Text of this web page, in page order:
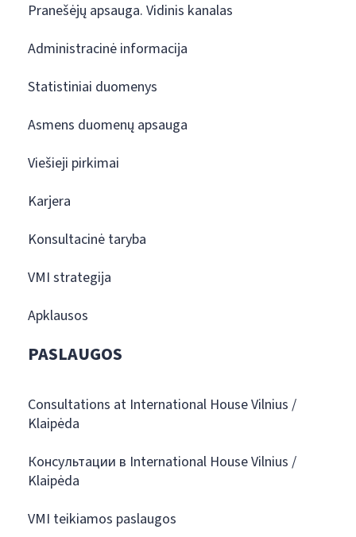
Pranešėjų apsauga. Vidinis kanalas
Administracinė informacija
Statistiniai duomenys
Asmens duomenų apsauga
Viešieji pirkimai
Karjera
Konsultacinė taryba
VMI strategija
Apklausos
PASLAUGOS
Consultations at International House Vilnius /
Klaipėda
Консультации в International House Vilnius /
Klaipėda
VMI teikiamos paslaugos